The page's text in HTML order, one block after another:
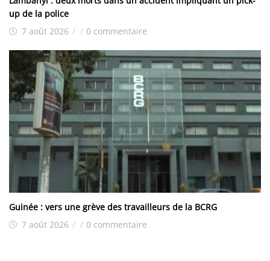
up de la police
7 août 2026 / / 0 commentaire
Guinée : vers une grève des travailleurs de la BCRG
7 août 2026 / / 0 commentaire